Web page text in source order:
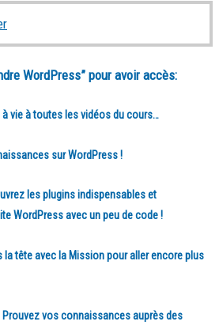
WordPress” pour avoir accès:
vie à toutes les vidéos du cours…
sur WordPress !
les plugins indispensables et
WordPress avec un peu de code !
la tête avec la Mission pour aller encore plus
Prouvez vos connaissances auprès des